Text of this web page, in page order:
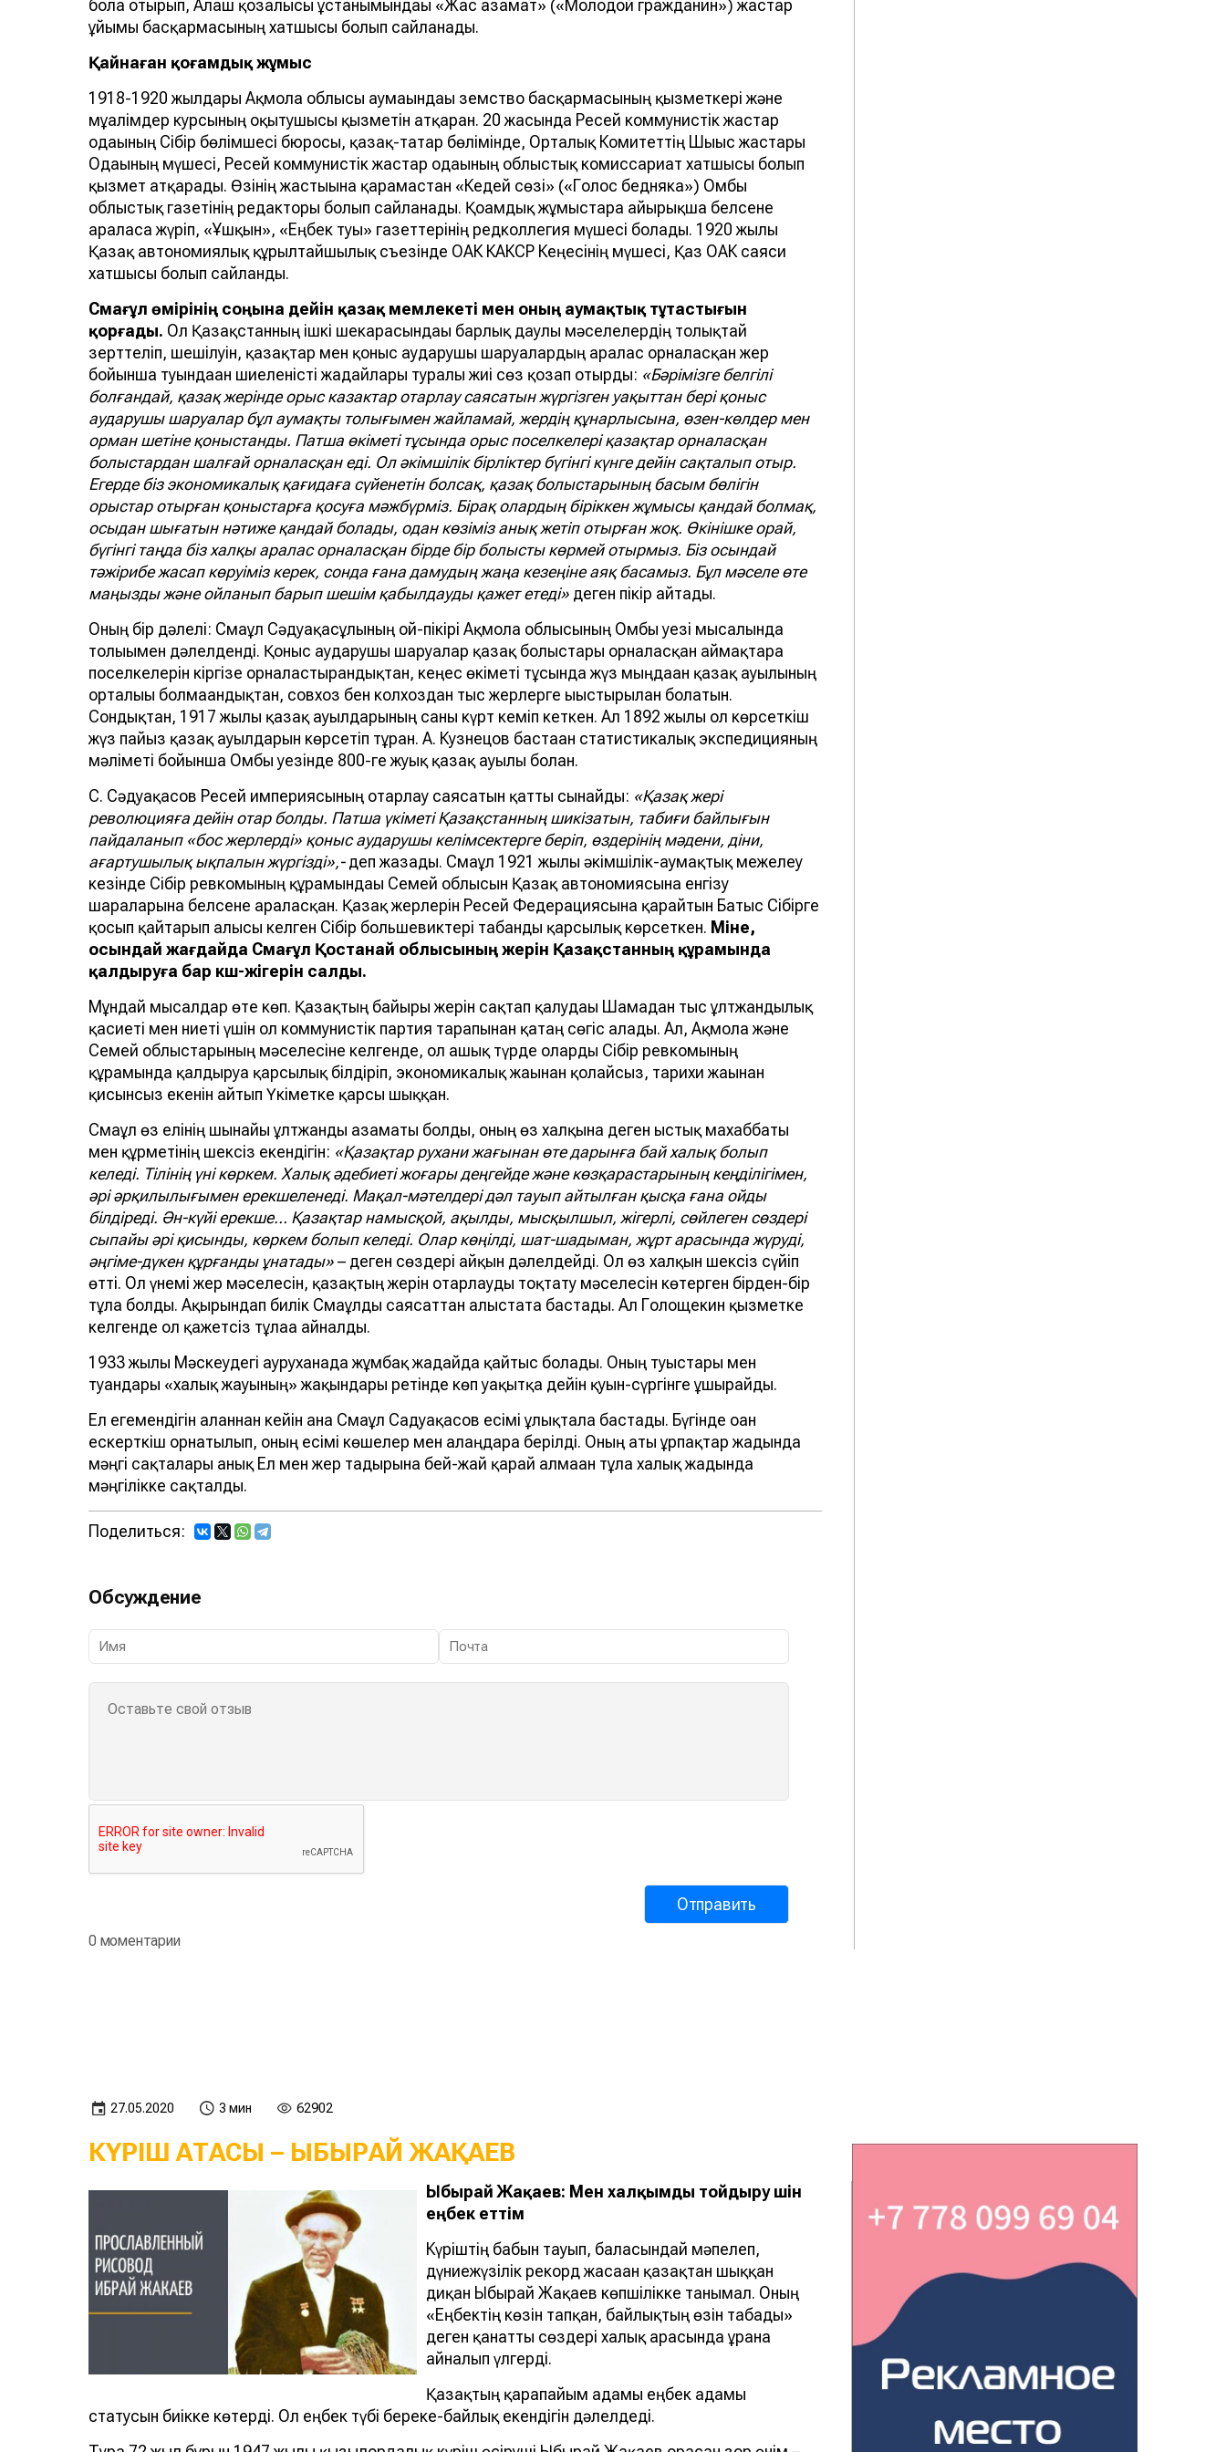
бола отырып, Алаш қозғалысы ұстанымындағы «Жас азамат» («Молодой гражданин») жастар
ұйымы басқармасының хатшысы болып сайланады.
Қайнаған қоғамдық жұмыс
1918-1920 жылдары Ақмола облысы аумағындағы земство басқармасының қызметкері және
мұғалімдер курсының оқытушысы қызметін атқарған. 20 жасында Ресей коммунистік жастар
одағының Сібір бөлімшесі бюросы, қазақ-татар бөлімінде, Орталық Комитеттің Шығыс жастары
Одағының мүшесі, Ресей коммунистік жастар одағының облыстық комиссариат хатшысы болып
қызмет атқарады. Өзінің жастығына қарамастан «Кедей сөзі» («Голос бедняка») Омбы
облыстық газетінің редакторы болып сайланады. Қоғамдық жұмыстарға айырықша белсене
араласа жүріп, «Ұшқын», «Еңбек туы» газеттерінің редколлегия мүшесі болады. 1920 жылғы
Қазақ автономиялық құрылтайшылық съезінде ОАК КАКСР Кеңесінің мүшесі, Қаз ОАК саяси
хатшысы болып сайланды.
Смағұл өмірінің соңына дейін қазақ мемлекеті мен оның аумақтық тұтастығын
қорғады. Ол Қазақстанның ішкі шекарасындағы барлық даулы мәселелердің толықтай
зерттеліп, шешілуін, қазақтар мен қоныс аударушы шаруалардың аралас орналасқан жер
бойынша туындаған шиеленісті жағдайлары туралы жиі сөз қозғап отырды: «Бәрімізге белгілі
болғандай, қазақ жерінде орыс казактар отарлау саясатын жүргізген уақыттан бері қоныс
аударушы шаруалар бұл аумақты толығымен жайламай, жердің құнарлысына, өзен-көлдер мен
орман шетіне қоныстанды. Патша өкіметі тұсында орыс поселкелері қазақтар орналасқан
болыстардан шалғай орналасқан еді. Ол әкімшілік бірліктер бүгінгі күнге дейін сақталып отыр.
Егерде біз экономикалық қағидаға сүйенетін болсақ, қазақ болыстарының басым бөлігін
орыстар отырған қоныстарға қосуға мәжбүрміз. Бірақ олардың біріккен жұмысы қандай болмақ,
осыдан шығатын нәтиже қандай болады, одан көзіміз анық жетіп отырған жоқ. Өкінішке орай,
бүгінгі таңда біз халқы аралас орналасқан бірде бір болысты көрмей отырмыз. Біз осындай
тәжірибе жасап көруіміз керек, сонда ғана дамудың жаңа кезеңіне аяқ басамыз. Бұл мәселе өте
маңызды және ойланып барып шешім қабылдауды қажет етеді» деген пікір айтады.
Оның бір дәлелі: Смағұл Сәдуақасұлының ой-пікірі Ақмола облысының Омбы уезі мысалында
толығымен дәлелденді. Қоныс аударушы шаруалар қазақ болыстары орналасқан аймақтарға
поселкелерін кіргізе орналастырғандықтан, кеңес өкіметі тұсында жүз мыңдаған қазақ ауылының
орталығы болмағандықтан, совхоз бен колхоздан тыс жерлерге ығыстырылған болатын.
Сондықтан, 1917 жылы қазақ ауылдарының саны күрт кеміп кеткен. Ал 1892 жылы ол көрсеткіш
жүз пайыз қазақ ауылдарын көрсетіп тұрған. А. Кузнецов бастаған статистикалық экспедицияның
мәліметі бойынша Омбы уезінде 800-ге жуық қазақ ауылы болған.
С. Сәдуақасов Ресей империясының отарлау саясатын қатты сынайды: «Қазақ жері
революцияға дейін отар болды. Патша үкіметі Қазақстанның шикізатын, табиғи байлығын
пайдаланып «бос жерлерді» қоныс аударушы келімсектерге беріп, өздерінің мәдени, діни,
ағартушылық ықпалын жүргізді»,-деп жазады. Смағұл 1921 жылғы әкімшілік-аумақтық межелеу
кезінде Сібір ревкомының құрамындағы Семей облысын Қазақ автономиясына енгізу
шараларына белсене араласқан. Қазақ жерлерін Ресей Федерациясына қарайтын Батыс Сібірге
қосып қайтарып алғысы келген Сібір большевиктері табанды қарсылық көрсеткен. Міне,
осындай жағдайда Смағұл Қостанай облысының жерін Қазақстанның құрамында
қалдыруға бар күш-жігерін салды.
Мұндай мысалдар өте көп. Қазақтың байырғы жерін сақтап қалудағы Шамадан тыс ұлтжандылық
қасиеті мен ниеті үшін ол коммунистік партия тарапынан қатаң сөгіс алады. Ал, Ақмола және
Семей облыстарының мәселесіне келгенде, ол ашық түрде оларды Сібір ревкомының
құрамында қалдыруға қарсылық білдіріп, экономикалық жағынан қолайсыз, тарихи жағынан
қисынсыз екенін айтып Үкіметке қарсы шыққан.
Смағұл өз елінің шынайы ұлтжанды азаматы болды, оның өз халқына деген ыстық махаббаты
мен құрметінің шексіз екендігін: «Қазақтар рухани жағынан өте дарынға бай халық болып
келеді. Тілінің үні көркем. Халық әдебиеті жоғары деңгейде және көзқарастарының кеңділігімен,
әрі әрқилылығымен ерекшеленеді. Мақал-мәтелдері дәл тауып айтылған қысқа ғана ойды
білдіреді. Ән-күйі ерекше… Қазақтар намысқой, ақылды, мысқылшыл, жігерлі, сөйлеген сөздері
сыпайы әрі қисынды, көркем болып келеді. Олар көңілді, шат-шадыман, жұрт арасында жүруді,
әңгіме-дүкен құрғанды ұнатады»– деген сөздері айқын дәлелдейді. Ол өз халқын шексіз сүйіп
өтті. Ол үнемі жер мәселесін, қазақтың жерін отарлауды тоқтату мәселесін көтерген бірден-бір
тұлға болды. Ақырындап билік Смағұлды саясаттан алыстата бастады. Ал Голощекин қызметке
келгенде ол қажетсіз тұлғаға айналды.
1933 жылы Мәскеудегі ауруханада жұмбақ жағдайда қайтыс болады. Оның туыстары мен
туғандары «халық жауының» жақындары ретінде көп уақытқа дейін қуғын-сүргінге ұшырайды.
Ел егемендігін алғаннан кейін ғана Смағұл Садуақасов есімі ұлықтала бастады. Бүгінде оған
ескерткіш орнатылып, оның есімі көшелер мен алаңдарға берілді. Оның аты ұрпақтар жадында
мәңгі сақталары анық Ел мен жер тағдырына бей-жай қарай алмаған тұлға халық жадында
мәңгілікке сақталды.
Поделиться:
Обсуждение
0 моментарии
27.05.2020 3 мин 62902
КҮРІШ АТАСЫ – ЫБЫРАЙ ЖАҚАЕВ
Ыбырай Жақаев: Мен халқымды тойдыру үшін
еңбек еттім
Күріштің бабын тауып, баласындай мәпелеп,
дүниежүзілік рекорд жасаған қазақтан шыққан
диқан Ыбырай Жақаев көпшілікке танымал. Оның
«Еңбектің көзін тапқан, байлықтың өзін табады»
деген қанатты сөздері халық арасында ұранға
айналып үлгерді.
Қазақтың қарапайым адамы еңбек адамы
статусын биікке көтерді. Ол еңбек түбі береке-байлық екендігін дәлелдеді.